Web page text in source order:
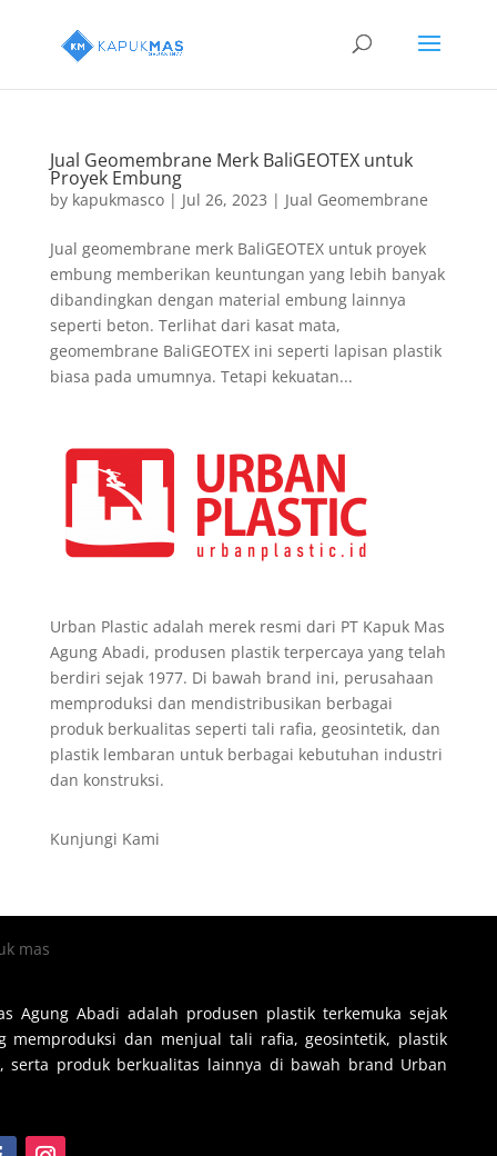
Jual Geomembrane Merk BaliGEOTEX untuk
Proyek Embung
by kapukmasco| Jul 26, 2023 | Jual Geomembrane
Jual geomembrane merk BaliGEOTEX untuk proyek
embung memberikan keuntungan yang lebih banyak
dibandingkan dengan material embung lainnya
seperti beton. Terlihat dari kasat mata,
geomembrane BaliGEOTEX ini seperti lapisan plastik
biasa pada umumnya. Tetapi kekuatan...
Urban Plastic adalah merek resmi dari PT Kapuk Mas
Agung Abadi, produsen plastik terpercaya yang telah
berdiri sejak 1977. Di bawah brand ini, perusahaan
memproduksi dan mendistribusikan berbagai
produk berkualitas seperti tali rafia, geosintetik, dan
plastik lembaran untuk berbagai kebutuhan industri
dan konstruksi.
Kunjungi Kami
Agung Abadi adalah produsen plastik terkemuka sejak
memproduksi dan menjual tali rafia, geosintetik, plastik
serta produk berkualitas lainnya di bawah brand Urban